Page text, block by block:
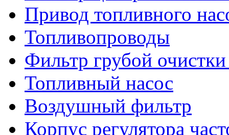
Привод топливного
Топливопроводы
Фильтр грубой
Топливный насос
Воздушный фильтр
Корпус регулятора